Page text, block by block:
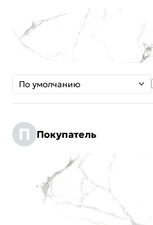
По умолчанию
П Покупатель